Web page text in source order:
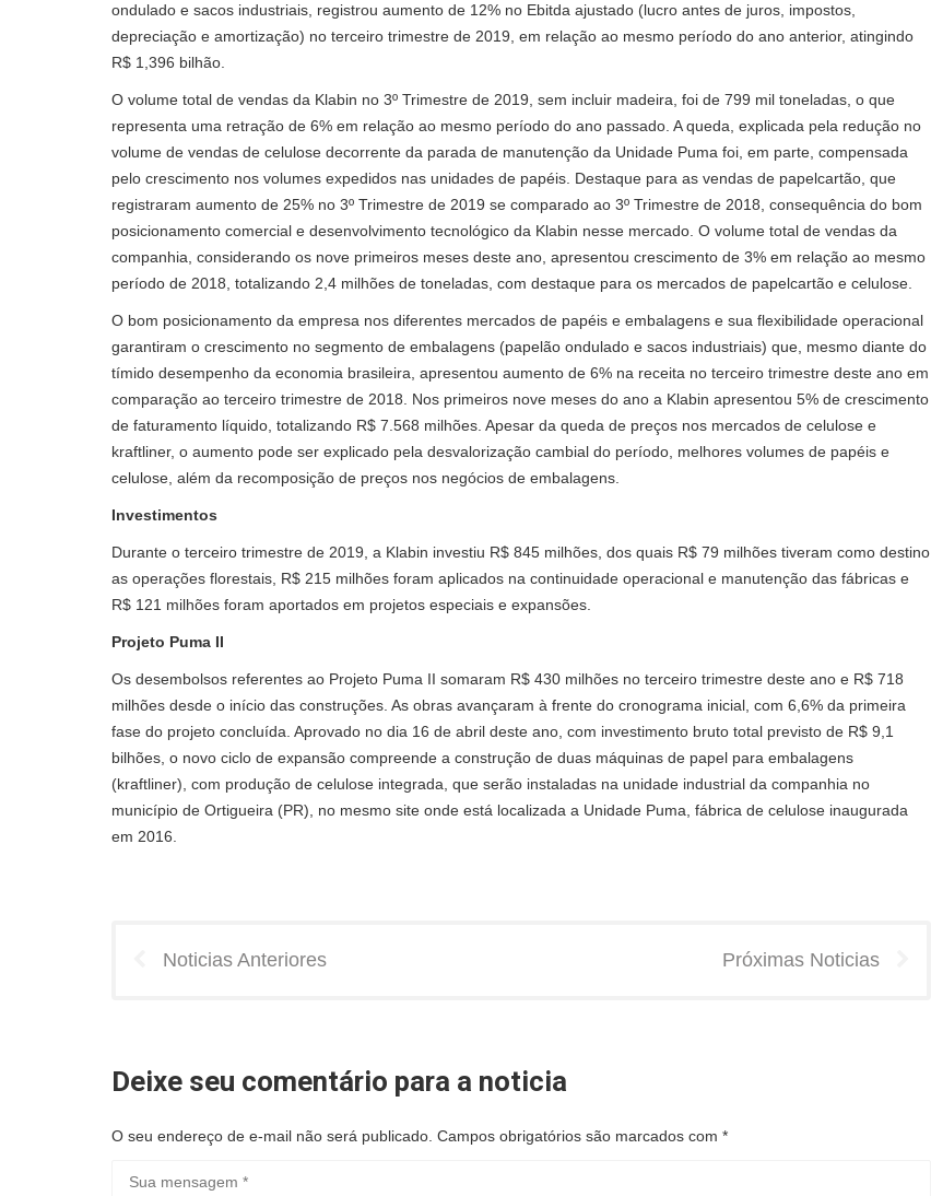
ondulado e sacos industriais, registrou aumento de 12% no Ebitda ajustado (lucro antes de juros, impostos,
depreciação e amortização) no terceiro trimestre de 2019, em relação ao mesmo período do ano anterior, atingindo
R$ 1,396 bilhão.
O volume total de vendas da Klabin no 3º Trimestre de 2019, sem incluir madeira, foi de 799 mil toneladas, o que
representa uma retração de 6% em relação ao mesmo período do ano passado. A queda, explicada pela redução no
volume de vendas de celulose decorrente da parada de manutenção da Unidade Puma foi, em parte, compensada
pelo crescimento nos volumes expedidos nas unidades de papéis. Destaque para as vendas de papelcartão, que
registraram aumento de 25% no 3º Trimestre de 2019 se comparado ao 3º Trimestre de 2018, consequência do bom
posicionamento comercial e desenvolvimento tecnológico da Klabin nesse mercado. O volume total de vendas da
companhia, considerando os nove primeiros meses deste ano, apresentou crescimento de 3% em relação ao mesmo
período de 2018, totalizando 2,4 milhões de toneladas, com destaque para os mercados de papelcartão e celulose.
O bom posicionamento da empresa nos diferentes mercados de papéis e embalagens e sua flexibilidade operacional
garantiram o crescimento no segmento de embalagens (papelão ondulado e sacos industriais) que, mesmo diante do
tímido desempenho da economia brasileira, apresentou aumento de 6% na receita no terceiro trimestre deste ano em
comparação ao terceiro trimestre de 2018. Nos primeiros nove meses do ano a Klabin apresentou 5% de crescimento
de faturamento líquido, totalizando R$ 7.568 milhões. Apesar da queda de preços nos mercados de celulose e
kraftliner, o aumento pode ser explicado pela desvalorização cambial do período, melhores volumes de papéis e
celulose, além da recomposição de preços nos negócios de embalagens.
Investimentos
Durante o terceiro trimestre de 2019, a Klabin investiu R$ 845 milhões, dos quais R$ 79 milhões tiveram como destino
as operações florestais, R$ 215 milhões foram aplicados na continuidade operacional e manutenção das fábricas e
R$ 121 milhões foram aportados em projetos especiais e expansões.
Projeto Puma II
Os desembolsos referentes ao Projeto Puma II somaram R$ 430 milhões no terceiro trimestre deste ano e R$ 718
milhões desde o início das construções. As obras avançaram à frente do cronograma inicial, com 6,6% da primeira
fase do projeto concluída. Aprovado no dia 16 de abril deste ano, com investimento bruto total previsto de R$ 9,1
bilhões, o novo ciclo de expansão compreende a construção de duas máquinas de papel para embalagens
(kraftliner), com produção de celulose integrada, que serão instaladas na unidade industrial da companhia no
município de Ortigueira (PR), no mesmo site onde está localizada a Unidade Puma, fábrica de celulose inaugurada
em 2016.
Noticias Anteriores Próximas Noticias
Deixe seu comentário para a noticia
O seu endereço de e-mail não será publicado. Campos obrigatórios são marcados com *